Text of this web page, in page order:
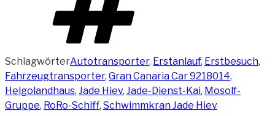
SchlagwörterAutotransporter, Erstanlauf, Erstbesuch,
Fahrzeugtransporter, Gran Canaria Car 9218014,
Helgolandhaus, Jade Hiev, Jade-Dienst-Kai, Mosolf-
Gruppe, RoRo-Schiff, Schwimmkran Jade Hiev